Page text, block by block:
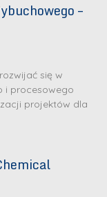
–
się w
i procesowego
projektów dla